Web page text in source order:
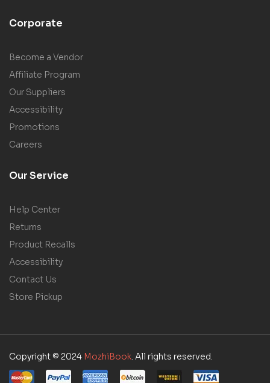
Corporate
Become a Vendor
Affiliate Program
Our Suppliers
Accessibility
Promotions
Careers
Our Service
Help Center
Returns
Product Recalls
Accessibility
Contact Us
Store Pickup
Copyright © 2024 MozhiBook. All rights reserved.